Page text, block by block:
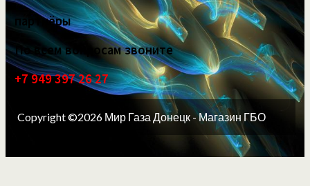
партнёры
По всем вопросам звоните
+7 949 397 26 27
Copyright ©2026 Мир Газа Донецк - Магазин ГБО